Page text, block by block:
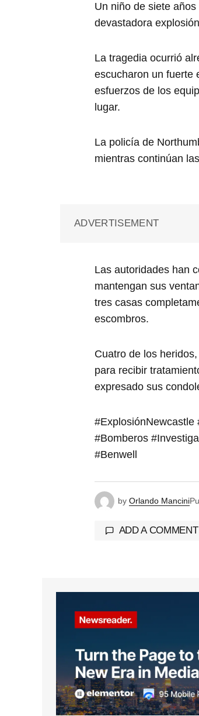
Un niño de siete
devastadora
La tragedia ocurrió
escucharon un fuerte
esfuerzos de los
lugar.
La policía de
mientras continúan
ADVERTISEMENT
Las autoridades han
mantengan sus
tres casas
escombros.
Cuatro de los
para recibir
expresado sus
#ExplosiónNewcastle
#Bomberos
#Benwell
by Orlando Mancini
ADD A COMMENT
Comment
Your Name*